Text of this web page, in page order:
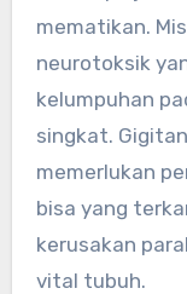
mematikan.
neurotoksik
kelumpuhan
singkat.
memerlukan
bisa yang
kerusakan
vital tubuh.